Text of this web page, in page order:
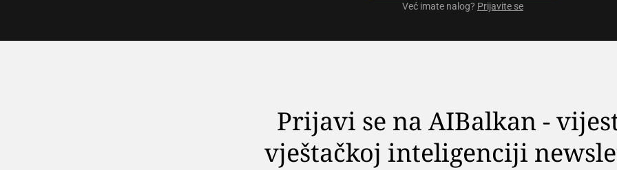
Već imate nalog? Prijavite se
Prijavi se na AIBalkan -
vještačkoj inteligenciji